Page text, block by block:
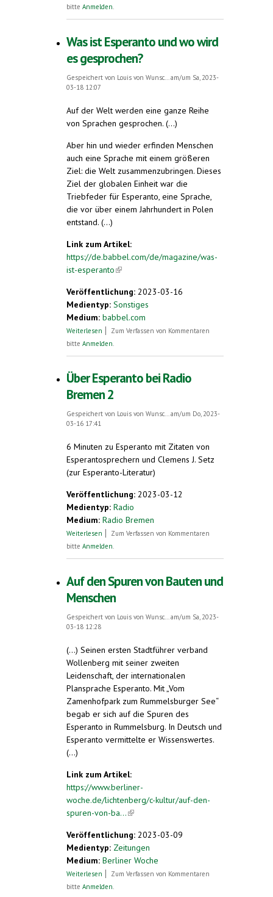
bitte Anmelden.
Was ist Esperanto und wo wird
es gesprochen?
Gespeichert von Louis von Wunsc...
am/um Sa, 2023-
03-18 12:07
Auf der Welt werden eine ganze Reihe
von Sprachen gesprochen. (...)
Aber hin und wieder erfinden Menschen
auch eine Sprache mit einem größeren
Ziel: die Welt zusammenzubringen. Dieses
Ziel der globalen Einheit war die
Triebfeder für Esperanto, eine Sprache,
die vor über einem Jahrhundert in Polen
entstand. (...)
Link zum Artikel:
https://de.babbel.com/de/magazine/was-
ist-esperanto(link is external)
Veröffentlichung: 2023-03-16
Medientyp: Sonstiges
Medium: babbel.com
Weiterlesen über Was ist Esperanto und wo wird es
Zum Verfassen von Kommentaren
bitte Anmelden
Über Esperanto bei Radio
Bremen 2
Gespeichert von Louis von Wunsc...am/um Do, 2023-
03-16 17:41
6 Minuten zu Esperanto mit Zitaten von
Esperantosprechern und Clemens J. Setz
(zur Esperanto-Literatur)
Veröffentlichung: 2023-03-12
Medientyp: Radio
Medium: Radio Bremen
Weiterlesen über Über Esperanto bei Radio Bremen 2
Zum Verfassen von Kommentaren
bitte Anmelden.
Auf den Spuren von Bauten und
Menschen
Gespeichert von Louis von Wunsc...am/um Sa, 2023-
03-18 12:28
(...) Seinen ersten Stadtführer verband
Wollenberg mit seiner zweiten
Leidenschaft, der internationalen
Plansprache Esperanto. Mit „Vom
Zamenhofpark zum Rummelsburger See“
begab er sich auf die Spuren des
Esperanto in Rummelsburg. In Deutsch und
Esperanto vermittelte er Wissenswertes.
(...)
Link zum Artikel:
https://www.berliner-
woche.de/lichtenberg/c-kultur/auf-den-
spuren-von-ba...(link is external)
Veröffentlichung: 2023-03-09
Medientyp: Zeitungen
Medium: Berliner Woche
Weiterlesen über Auf den Spuren von Bauten und
Zum Verfassen von Kommentaren
bitte Anmelden.